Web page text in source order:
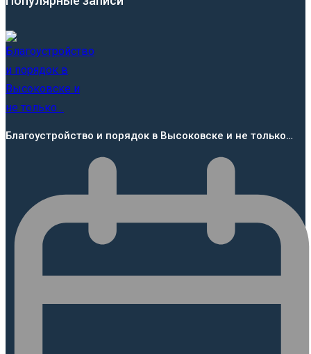
Благоустройство и порядок в Высоковске и не только…